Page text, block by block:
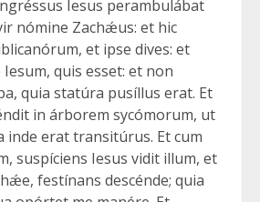
Iesus perambulábat
nómine Zachǽus: et hic
et ipse dives: et
quis esset: et non
quia statúra pusíllus erat. Et
in árborem sycómorum, ut
inde erat transitúrus. Et cum
suspíciens Iesus vidit illum, et
festínans descénde; quia